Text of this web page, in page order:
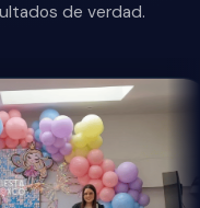
de verdad.
real
de mujeres que se
juntas y hacen crecer